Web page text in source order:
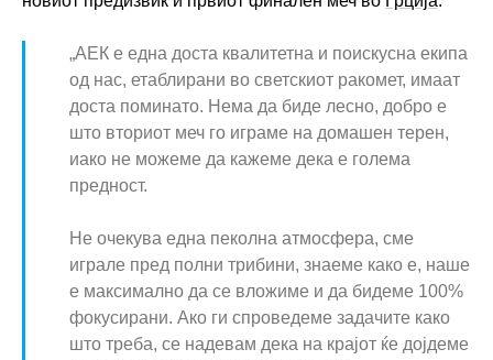
„АЕК е една доста квалитетна и поискусна екипа
од нас, етаблирани во светскиот ракомет, имаат
доста поминато. Нема да биде лесно, добро е
што вториот меч го играме на домашен терен,
иако не можеме да кажеме дека е голема
предност.
Не очекува една пеколна атмосфера, сме
играле пред полни трибини, знаеме како е, наше
е максимално да се вложиме и да бидеме 100%
фокусирани. Ако ги спроведеме задачите како
што треба, се надевам дека на крајот ќе дојдеме